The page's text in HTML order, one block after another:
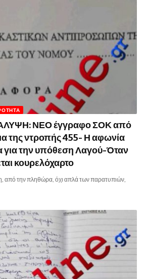
ΝΕΟ έγγραφο ΣΟΚ από
της ντροπής 455- Η αφωνία
για την υπόθεση Λαγού-Όταν
κουρελόχαρτο
από την πληθώρα, όχι απλά των παρατυπιών,